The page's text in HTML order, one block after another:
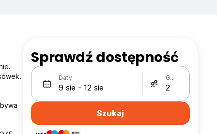
Sprawdź dostępność
Daty Gości
Szukaj